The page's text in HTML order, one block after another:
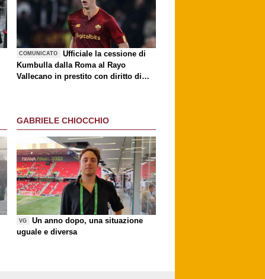
COMUNICATO
Ufficiale la cessione di
Kumbulla dalla Roma al Rayo
Vallecano in prestito con diritto di
GABRIELE CHIOCCHIO
VG
Un anno dopo, una situazione
uguale e diversa